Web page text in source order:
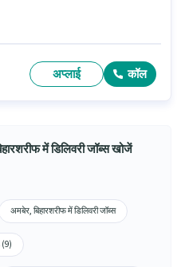
अप्लाई कॉल
में डिलिवरी जॉब्स खोजें
अमबेर, बिहारशरीफ में डिलिवरी जॉब्स
(9)